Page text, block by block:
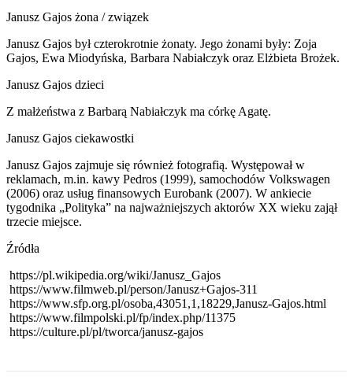
Janusz Gajos żona / związek
Janusz Gajos był czterokrotnie żonaty. Jego żonami były: Zoja
Gajos, Ewa Miodyńska, Barbara Nabiałczyk oraz Elżbieta Brożek.
Janusz Gajos dzieci
Z małżeństwa z Barbarą Nabiałczyk ma córkę Agatę.
Janusz Gajos ciekawostki
Janusz Gajos zajmuje się również fotografią. Występował w
reklamach, m.in. kawy Pedros (1999), samochodów Volkswagen
(2006) oraz usług finansowych Eurobank (2007). W ankiecie
tygodnika „Polityka” na najważniejszych aktorów XX wieku zajął
trzecie miejsce.
Źródła
https://pl.wikipedia.org/wiki/Janusz_Gajos
https://www.filmweb.pl/person/Janusz+Gajos-311
https://www.sfp.org.pl/osoba,43051,1,18229,Janusz-Gajos.html
https://www.filmpolski.pl/fp/index.php/11375
https://culture.pl/pl/tworca/janusz-gajos